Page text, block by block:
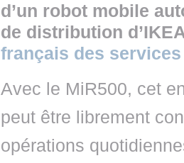
d’un robot mobile
de distribution
français des
Avec le MiR500, cet
peut être librement
opérations